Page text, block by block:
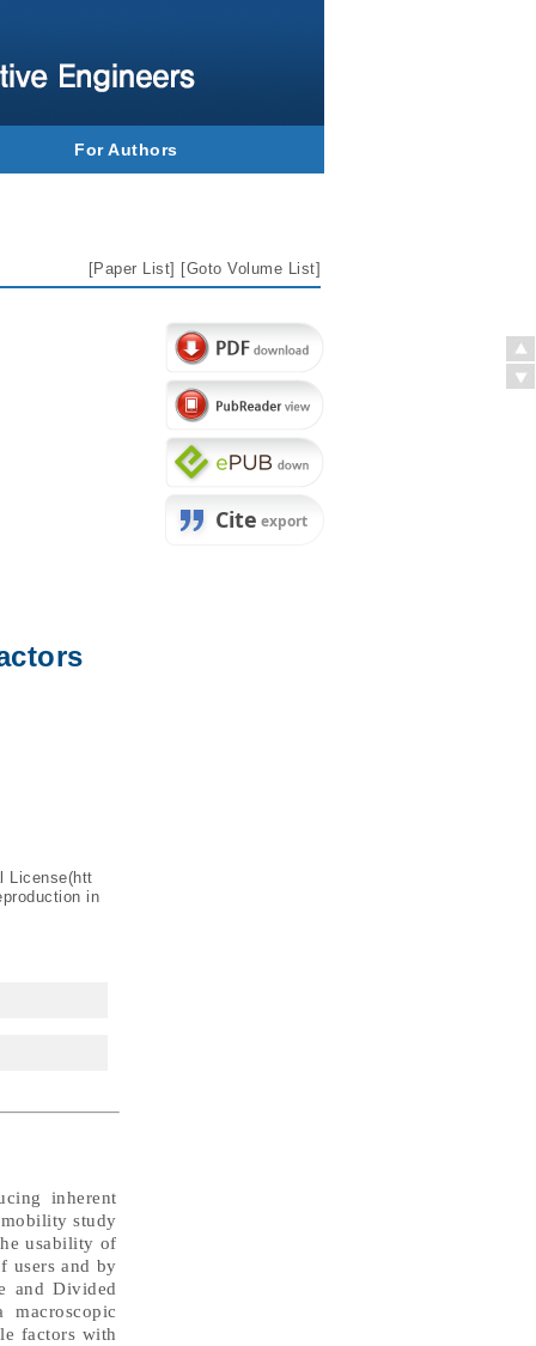
For Authors
[Paper List] [Goto Volume List]
License(htt
in
inherent
study
usability of
users and by
and Divided
factors with